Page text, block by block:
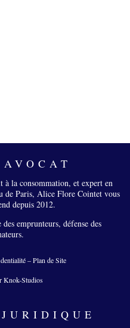
la consommation, et expert en
de Paris, Alice Flore Cointet vous
depuis 2012.
emprunteurs, défense des
–Plan de Site
Knok-Studios